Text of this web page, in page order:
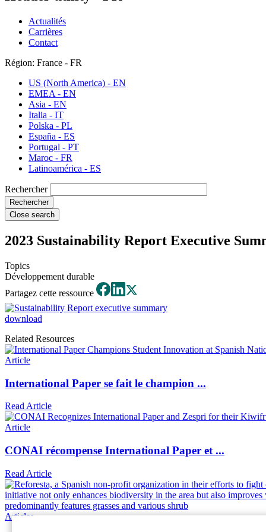
Actualités
Carrières
Contact
Région: France - FR
US (North America) - EN
EMEA - EN
Asia - EN
Italia - IT
Polska - PL
España - ES
Portugal - PT
Maroc - FR
Latinoamérica - ES
Rechercher
Close search
2023 Sustainability Report Executive
Topics
Développement durable
Partagez cette ressource
download
Related Resources
Article
International Paper se fait le champion ...
Read Article
Article
CONAI récompense International Paper et ...
Read Article
Articles